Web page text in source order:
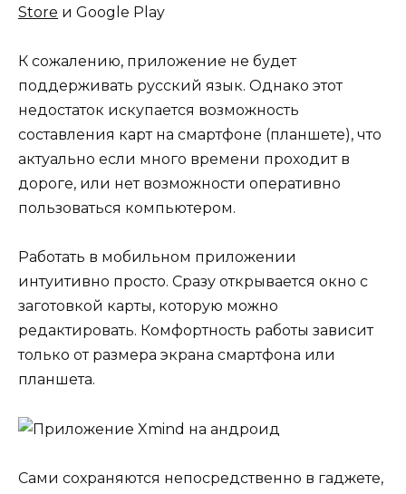
Store и Google Play
К сожалению, приложение не будет
поддерживать русский язык. Однако этот
недостаток искупается возможность
составления карт на смартфоне (планшете), что
актуально если много времени проходит в
дороге, или нет возможности оперативно
пользоваться компьютером.
Работать в мобильном приложении
интуитивно просто. Сразу открывается окно с
заготовкой карты, которую можно
редактировать. Комфортность работы зависит
только от размера экрана смартфона или
планшета.
Сами сохраняются непосредственно в гаджете,